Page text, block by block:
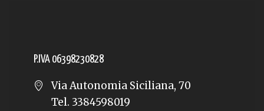
P.IVA 06398230828
Via Autonomia Siciliana, 70
Tel. 3384598019